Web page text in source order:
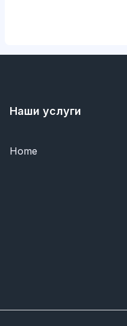
Наши услуги
Home